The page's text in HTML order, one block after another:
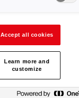
GCE切割
割、钎焊
器、电弧
市场需求
Accept all cookies
Learn more and
customize